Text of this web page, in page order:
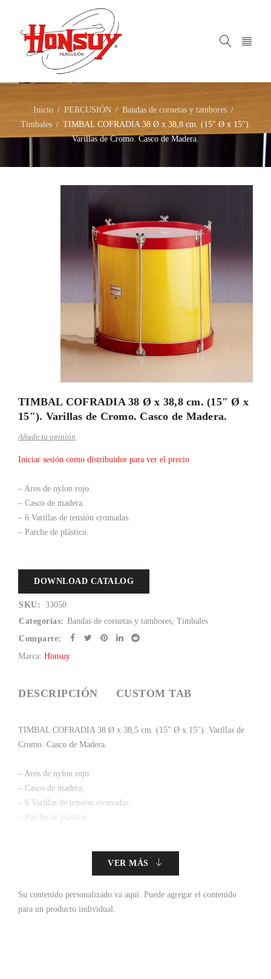
Inicio / PERCUSIÓN / Bandas de cornetas y tambores /
Timbales / TIMBAL COFRADIA 38 Ø x 38,8 cm. (15″ Ø x 15″).
Varillas de Cromo. Casco de Madera.
TIMBAL COFRADIA 38 Ø x 38,8 cm. (15″ Ø x
15″). Varillas de Cromo. Casco de Madera.
Añade tu opinión
Iniciar sesión como distribuidor para ver el precio
– Aros de nylon rojo.
– Casco de madera.
– 6 Varillas de tensión cromadas.
– Parche de plástico.
DOWNLOAD CATALOG
SKU: 33050
Categorías: Bandas de cornetas y tambores, Timbales
Comparte:
Marca: Honsuy
DESCRIPCIÓN CUSTOM TAB
TIMBAL COFRADIA 38 Ø x 38,5 cm. (15″ Ø x 15″). Varillas de
Cromo. Casco de Madera.
– Aros de nylon rojo.
– Casco de madera.
– 6 Varillas de tensión cromadas.
– Parche de plástico.
VER MÁS
Su contenido personalizado va aquí. Puede agregar el contenido
para un producto individual.